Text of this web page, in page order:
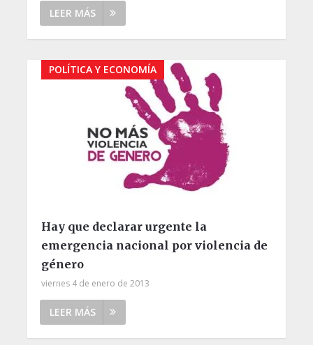
LEER MÁS
POLÍTICA Y ECONOMÍA
Hay que declarar urgente la
emergencia nacional por violencia de
género
viernes 4 de enero de 2013
LEER MÁS